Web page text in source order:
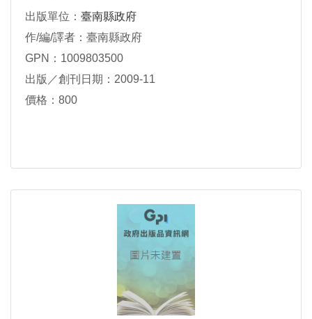
出版單位： 臺南縣政府
作/編/譯者：臺南縣政府
GPN：1009803500
出版／創刊日期：2009-11
價格：800